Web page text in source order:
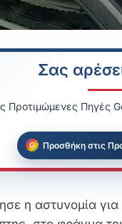
Σας
Προτιμώμενες Πηγές
Προσθήκη στις
η αστυνομία για